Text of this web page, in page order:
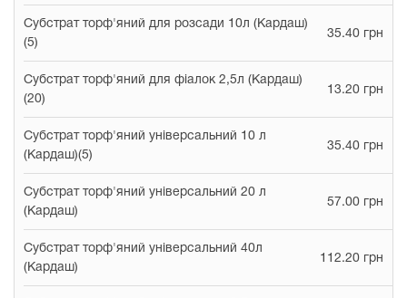
Субстрат торф'яний для розсади 10л (Кардаш)
(5)
35.40 грн
Субстрат торф'яний для фіалок 2,5л (Кардаш)
(20)
13.20 грн
Субстрат торф'яний універсальний 10 л
(Кардаш)(5)
35.40 грн
Субстрат торф'яний універсальний 20 л
(Кардаш)
57.00 грн
Субстрат торф'яний універсальний 40л
(Кардаш)
112.20 грн